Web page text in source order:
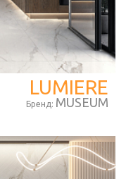
LUMIERE
Бренд: MUSEUM